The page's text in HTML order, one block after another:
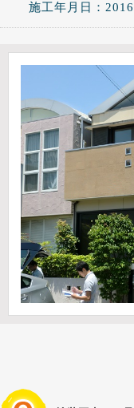
施工年月日：2016